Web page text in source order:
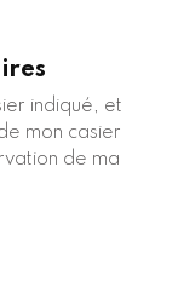
indiqué, et
mon casier
de ma